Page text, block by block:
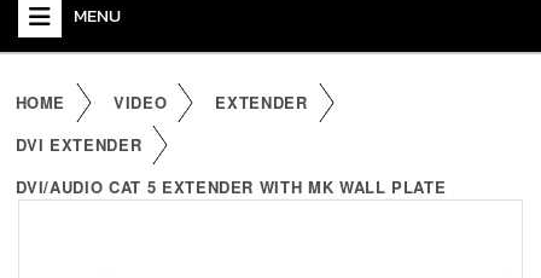
MENU
KVM
HOME VIDEO
EXTENDER
DVI EXTENDER
DVI/AUDIO CAT 5 EXTENDER WITH MK WALL PLATE